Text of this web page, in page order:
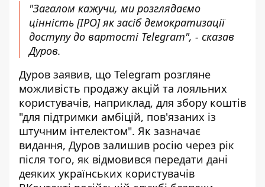
"Загалом кажучи, ми розглядаємо
цінність [IPO] як засіб демократизації
доступу до вартості Telegram", - сказав
Дуров.
Дуров заявив, що Telegram розгляне
можливість продажу акцій та лояльних
користувачів, наприклад, для збору коштів
"для підтримки амбіцій, пов'язаних із
штучним інтелектом". Як зазначає
видання, Дуров залишив росію через рік
після того, як відмовився передати дані
деяких українських користувачів